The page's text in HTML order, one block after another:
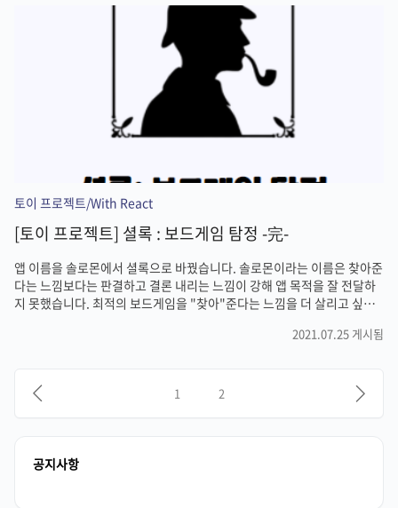
라이브러리 사용🦄 RouteComponentProps React를 TS로 짜면서 제
일 거지 같은 점은 역시 타입 지정을 안해주면 에러를 가차없이 뱉는다는
토이 프로젝트/With React
[토이 프로젝트] 셜록 : 보드게임 탐정 -完-
앱 이름을 솔로몬에서 셜록으로 바꿨습니다. 솔로몬이라는 이름은 찾아준
다는 느낌보다는 판결하고 결론 내리는 느낌이 강해 앱 목적을 잘 전달하
지 못했습니다. 최적의 보드게임을 "찾아"준다는 느낌을 더 살리고 싶었
아준다" 라는 느낌이 사용자에게 전달되도록 하였습니다. 시험해보기 :
developers.github.io 깃허브: https://github.com/Seongnam-
2021.07.25 게시됨
1 2
공지사항